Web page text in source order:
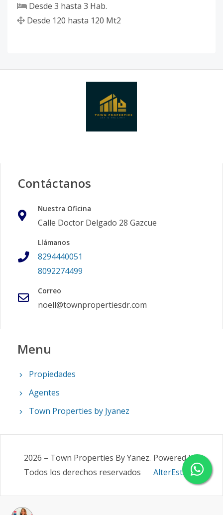
Desde 3 hasta 3 Hab.
Desde 120 hasta 120 Mt2
Contáctanos
Nuestra Oficina
Calle Doctor Delgado 28 Gazcue
Llámanos
8294440051
8092274499
Correo
noell@townpropertiesdr.com
Menu
Propiedades
Agentes
Town Properties by Jyanez
2026 – Town Properties By Yanez.
Todos los derechos reservados
Powered by
AlterEstate